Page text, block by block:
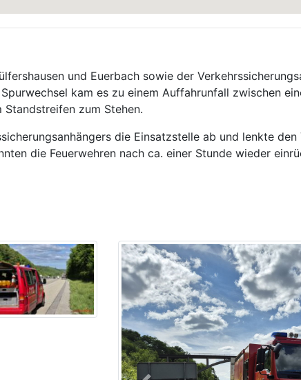
und Euerbach sowie der
kam es zu einem Auffahrunfall zwischen
zum Stehen.
die Einsatzstelle ab und lenkte
die Feuerwehren nach ca. einer Stunde wieder